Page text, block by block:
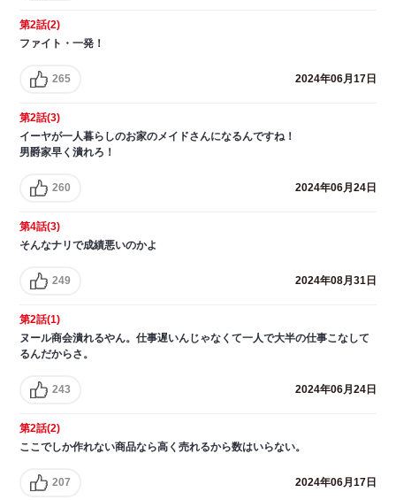
第2話(2)
ファイト・一発！
265 2024年06月17日
第2話(3)
イーヤが一人暮らしのお家のメイドさんになるんですね！
男爵家早く潰れろ！
260 2024年06月24日
第4話(3)
そんなナリで成績悪いのかよ
249 2024年08月31日
第2話(1)
ヌール商会潰れるやん。仕事遅いんじゃなくて一人で大半の仕事こなして
るんだからさ。
243 2024年06月24日
第2話(2)
ここでしか作れない商品なら高く売れるから数はいらない。
207 2024年06月17日